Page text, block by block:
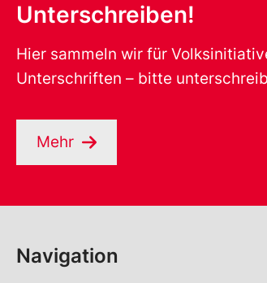
Unterschreiben!
Hier sammeln wir für
Unterschriften – bitte
Mehr
Navigation